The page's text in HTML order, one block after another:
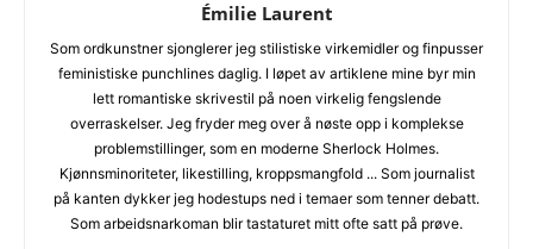
Émilie Laurent
Som ordkunstner sjonglerer jeg stilistiske virkemidler og finpusser
feministiske punchlines daglig. I løpet av artiklene mine byr min
lett romantiske skrivestil på noen virkelig fengslende
overraskelser. Jeg fryder meg over å nøste opp i komplekse
problemstillinger, som en moderne Sherlock Holmes.
Kjønnsminoriteter, likestilling, kroppsmangfold ... Som journalist
på kanten dykker jeg hodestups ned i temaer som tenner debatt.
Som arbeidsnarkoman blir tastaturet mitt ofte satt på prøve.